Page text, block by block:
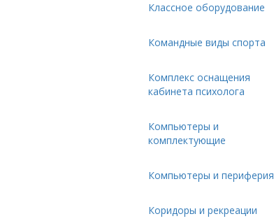
Классное оборудование
Командные виды спорта
Комплекс оснащения
кабинета психолога
Компьютеры и
комплектующие
Компьютеры и периферия
Коридоры и рекреации